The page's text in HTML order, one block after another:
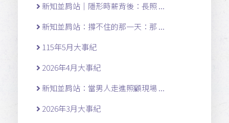
新知並肩站｜隱形時薪背後：長照 ...
新知並肩站：撐不住的那一天：那 ...
115年5月大事紀
2026年4月大事紀
新知並肩站：當男人走進照顧現場 ...
2026年3月大事紀